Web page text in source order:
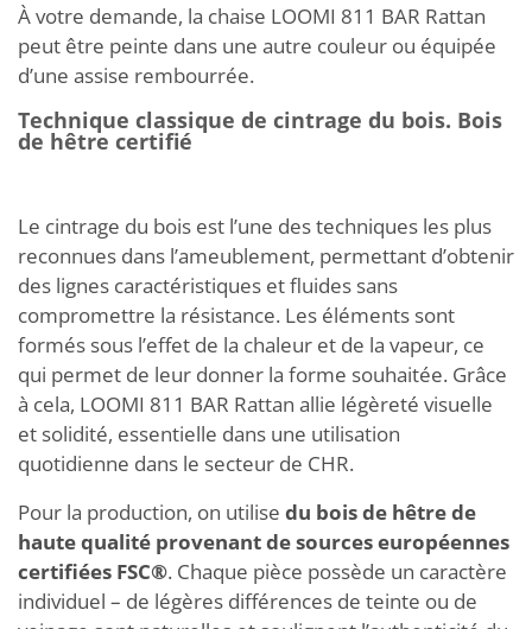
À votre demande, la chaise LOOMI 811 BAR Rattan
peut être peinte dans une autre couleur ou équipée
d’une assise rembourrée.
Technique classique de cintrage du bois. Bois
de hêtre certifié
Le cintrage du bois est l’une des techniques les plus
reconnues dans l’ameublement, permettant d’obtenir
des lignes caractéristiques et fluides sans
compromettre la résistance. Les éléments sont
formés sous l’effet de la chaleur et de la vapeur, ce
qui permet de leur donner la forme souhaitée. Grâce
à cela, LOOMI 811 BAR Rattan allie légèreté visuelle
et solidité, essentielle dans une utilisation
quotidienne dans le secteur de CHR.
Pour la production, on utilise du bois de hêtre de
haute qualité provenant de sources européennes
certifiées FSC®. Chaque pièce possède un caractère
individuel – de légères différences de teinte ou de